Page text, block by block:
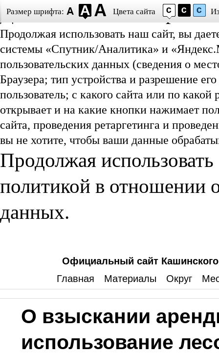
Даю согласие на
Продолжая использовать наш сайт, вы
системы «Спутник/Аналитика» и
пользовательских данных (сведения о
Браузера; тип устройства и разрешение
пользователь; с какого сайта или по
открывает и на какие кнопки нажимает
сайта, проведения ретаргетинга и
вы не хотите, чтобы ваши данные
Продолжая
политикой в отношении
данных.
Размер шрифта: Цвета сайта
Официальный сайт Кашинского
Главная
Материалы Округ
О взыскании
использование